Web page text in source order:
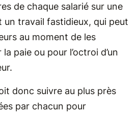
de chaque salarié sur une
un travail fastidieux, qui peut
au moment de les
paie ou pour l’octroi d’un
donc suivre au plus près
par chacun pour